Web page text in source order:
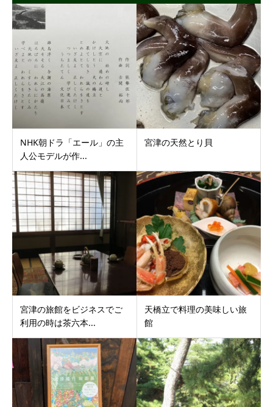
NHK朝ドラ「エール」の主
人公モデルが作...
宮津の天然とり貝
宮津の旅館をビジネスでご
利用の時は茶六本...
天橋立で料理の美味しい旅
館